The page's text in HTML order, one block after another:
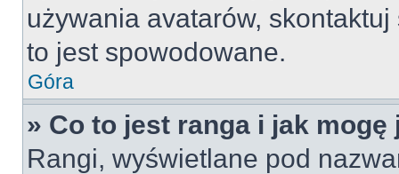
używania avatarów,
to jest spowodowane.
Góra
» Co to jest ranga i jak mogę
Rangi, wyświetlane pod